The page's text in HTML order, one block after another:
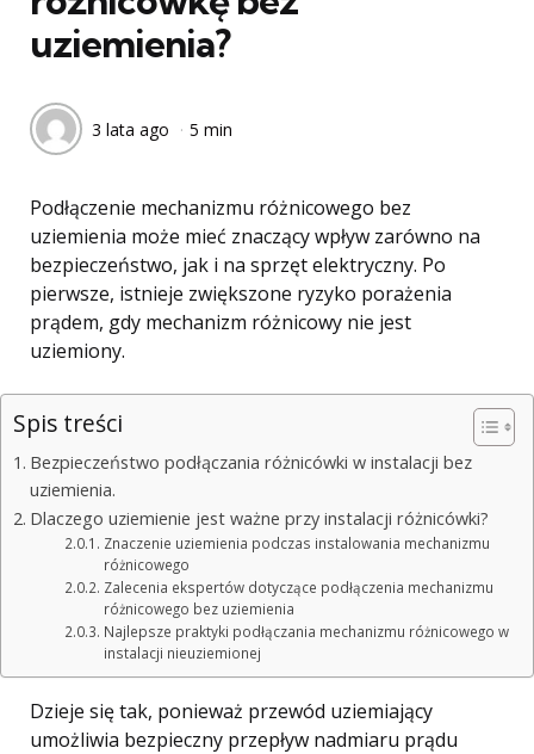
uziemienia?
3 lata ago 5 min
Podłączenie mechanizmu różnicowego bez
uziemienia może mieć znaczący wpływ zarówno na
bezpieczeństwo, jak i na sprzęt elektryczny. Po
pierwsze, istnieje zwiększone ryzyko porażenia
prądem, gdy mechanizm różnicowy nie jest
uziemiony.
Spis treści
Bezpieczeństwo podłączania różnicówki w instalacji bez
uziemienia.
Dlaczego uziemienie jest ważne przy instalacji różnicówki?
Znaczenie uziemienia podczas instalowania mechanizmu
różnicowego
Zalecenia ekspertów dotyczące podłączenia mechanizmu
różnicowego bez uziemienia
Najlepsze praktyki podłączania mechanizmu różnicowego w
instalacji nieuziemionej
Dzieje się tak, ponieważ przewód uziemiający
umożliwia bezpieczny przepływ nadmiaru prądu